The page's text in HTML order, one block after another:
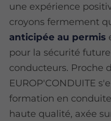
une expérience
croyons fermement
anticipée au permis
pour la sécurité
conducteurs. Proche
EUROP'CONDUITE
formation en
haute qualité, axée